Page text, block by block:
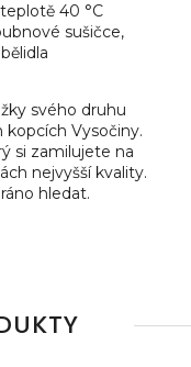
40 °C
sušičce,
svého druhu
Vysočiny.
si zamilujete na
nejvyšší kvality.
hledat.